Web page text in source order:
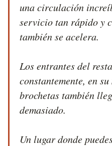
una circulación
servicio tan rápido y
también se acelera.
Los entrantes del
constantemente, en
brochetas también
demasiado.
Un lugar donde